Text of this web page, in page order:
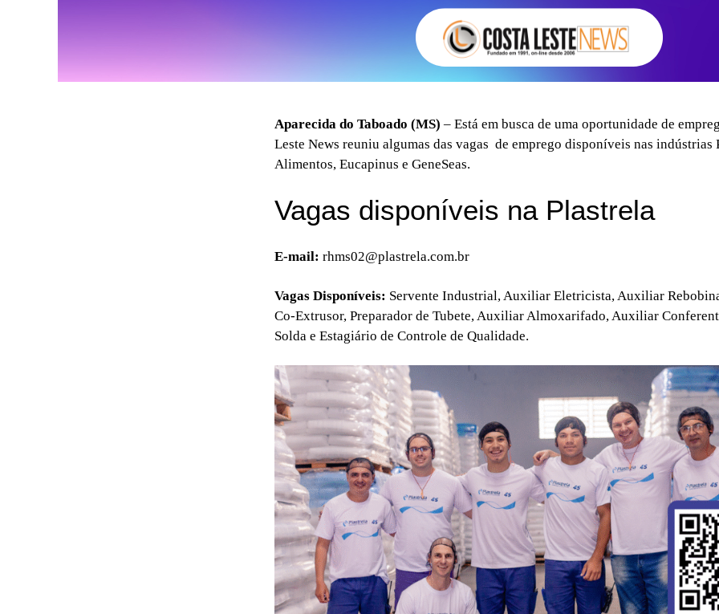
Aparecida do Taboado (MS) – Está em busca de uma oportunidade de
Leste News reuniu algumas das vagas de emprego disponíveis nas indústrias
Alimentos, Eucapinus e GeneSeas.
Vagas disponíveis na Plastrela
E-mail: rhms02@plastrela.com.br
Vagas Disponíveis: Servente Industrial, Auxiliar Eletricista, Auxiliar
Co-Extrusor, Preparador de Tubete, Auxiliar Almoxarifado, Auxiliar
Solda e Estagiário de Controle de Qualidade.